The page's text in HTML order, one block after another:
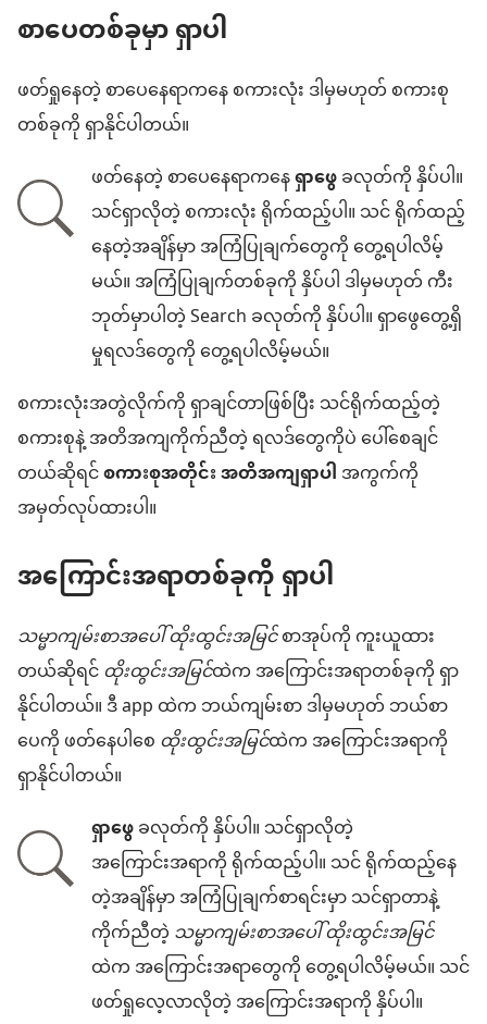
စာပေတစ်ခုမှာ ရှာပါ
ဖတ်ရှုနေတဲ့ စာပေနေရာကနေ စကားလုံး ဒါမှမဟုတ် စကားစု
တစ်ခုကို ရှာနိုင်ပါတယ်။
ဖတ်နေတဲ့ စာပေနေရာကနေရှာဖွေခလုတ်ကို နှိပ်ပါ။
သင်ရှာလိုတဲ့ စကားလုံး ရိုက်ထည့်ပါ။ သင် ရိုက်ထည့်
နေတဲ့အချိန်မှာ အကြံပြုချက်တွေကို တွေ့ရပါလိမ့်
မယ်။ အကြံပြုချက်တစ်ခုကို နှိပ်ပါ ဒါမှမဟုတ် ကီး
ဘုတ်မှာပါတဲ့ Search ခလုတ်ကို နှိပ်ပါ။ ရှာဖွေတွေ့ရှိ
မှုရလဒ်တွေကို တွေ့ရပါလိမ့်မယ်။
စကားလုံးအတွဲလိုက်ကို ရှာချင်တာဖြစ်ပြီး သင်ရိုက်ထည့်တဲ့
စကားစုနဲ့ အတိအကျကိုက်ညီတဲ့ ရလဒ်တွေကိုပဲ ပေါ်စေချင်
တယ်ဆိုရင်စကားစုအတိုင်း အတိအကျရှာပါအကွက်ကို
အမှတ်လုပ်ထားပါ။
အကြောင်းအရာတစ်ခုကို ရှာပါ
သမ္မာကျမ်းစာအပေါ် ထိုးထွင်းအမြင်စာအုပ်ကို ကူးယူထား
တယ်ဆိုရင်ထိုးထွင်းအမြင်ထဲက အကြောင်းအရာတစ်ခုကို ရှာ
နိုင်ပါတယ်။ ဒီ app ထဲက ဘယ်ကျမ်းစာ ဒါမှမဟုတ် ဘယ်စာ
ပေကို ဖတ်နေပါစေထိုးထွင်းအမြင်ထဲက အကြောင်းအရာကို
ရှာနိုင်ပါတယ်။
ရှာဖွေခလုတ်ကို နှိပ်ပါ။ သင်ရှာလိုတဲ့
အကြောင်းအရာကို ရိုက်ထည့်ပါ။ သင် ရိုက်ထည့်နေ
တဲ့အချိန်မှာ အကြံပြုချက်စာရင်းမှာ သင်ရှာတာနဲ့
ကိုက်ညီတဲ့သမ္မာကျမ်းစာအပေါ် ထိုးထွင်းအမြင်
ထဲက အကြောင်းအရာတွေကို တွေ့ရပါလိမ့်မယ်။ သင်
ဖတ်ရှုလေ့လာလိုတဲ့ အကြောင်းအရာကို နှိပ်ပါ။